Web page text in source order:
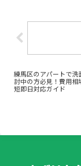
練馬区のアパートで洗
討中の方必見！費用
短即日対応ガイド